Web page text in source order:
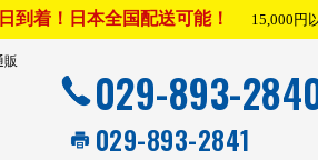
到着！日本全国配送可能！ 15,000円
販
029-893-
029-893-2841